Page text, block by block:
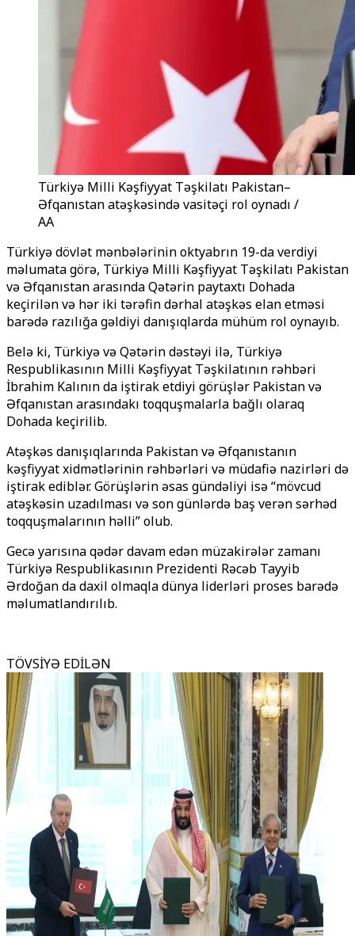
Türkiyə Milli Kəşfiyyat Təşkilatı Pakistan–
Əfqanıstan atəşkəsində vasitəçi rol oynadı /
AA
Türkiyə dövlət mənbələrinin oktyabrın 19-da verdiyi
məlumata görə, Türkiyə Milli Kəşfiyyat Təşkilatı Pakistan
və Əfqanıstan arasında Qətərin paytaxtı Dohada
keçirilən və hər iki tərəfin dərhal atəşkəs elan etməsi
barədə razılığa gəldiyi danışıqlarda mühüm rol oynayıb.
Belə ki, Türkiyə və Qətərin dəstəyi ilə, Türkiyə
Respublikasının Milli Kəşfiyyat Təşkilatının rəhbəri
İbrahim Kalının da iştirak etdiyi görüşlər Pakistan və
Əfqanıstan arasındakı toqquşmalarla bağlı olaraq
Dohada keçirilib.
Atəşkəs danışıqlarında Pakistan və Əfqanıstanın
kəşfiyyat xidmətlərinin rəhbərləri və müdafiə nazirləri də
iştirak ediblər. Görüşlərin əsas gündəliyi isə “mövcud
atəşkəsin uzadılması və son günlərdə baş verən sərhəd
toqquşmalarının həlli” olub.
Gecə yarısına qədər davam edən müzakirələr zamanı
Türkiyə Respublikasının Prezidenti Rəcəb Tayyib
Ərdoğan da daxil olmaqla dünya liderləri proses barədə
məlumatlandırılıb.
TÖVSİYƏ EDİLƏN